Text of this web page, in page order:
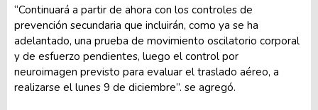
“Continuará a partir de ahora con los controles de
prevención secundaria que incluirán, como ya se ha
adelantado, una prueba de movimiento oscilatorio corporal
y de esfuerzo pendientes, luego el control por
neuroimagen previsto para evaluar el traslado aéreo, a
realizarse el lunes 9 de diciembre”. se agregó.